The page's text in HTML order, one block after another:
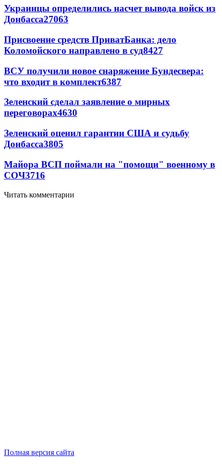
Украинцы определились насчет вывода войск из
Донбасса27063
Присвоение средств ПриватБанка: дело
Коломойского направлено в суд8427
ВСУ получили новое снаряжение Бундесвера:
что входит в комплект6387
Зеленский сделал заявление о мирных
переговорах4630
Зеленский оценил гарантии США и судьбу
Донбасса3805
Майора ВСП поймали на "помощи" военному в
СОЧ3716
Читать комментарии
Полная версия сайта